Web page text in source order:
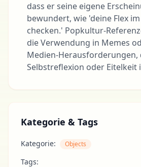
dass er seine eigene
bewundert, wie 'deine Flex
checken.' Popkultur-
die Verwendung in Memes
Medien-Herausforderungen,
Selbstreflexion oder Eitelkeit
Kategorie & Tags
Kategorie: Objects
Tags: